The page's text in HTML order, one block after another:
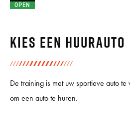
OPEN
Kies een huurauto
De training is met uw sportieve auto
om een auto te huren.